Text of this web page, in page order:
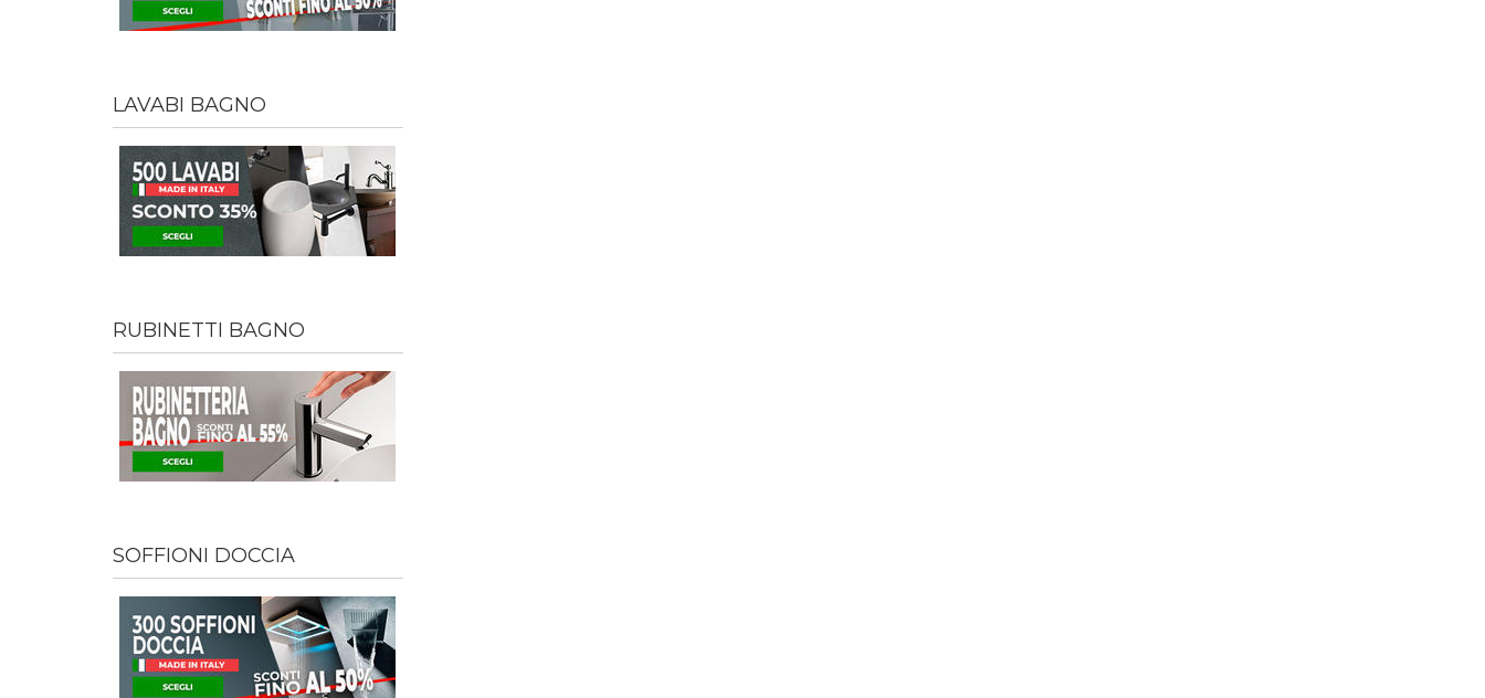
LAVABI BAGNO
RUBINETTI BAGNO
SOFFIONI DOCCIA